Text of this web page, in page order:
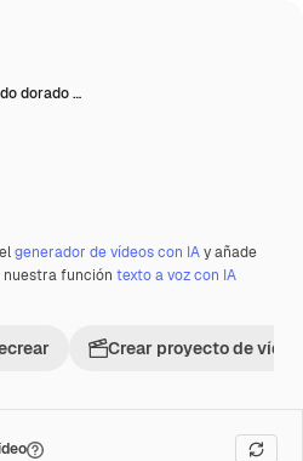
dorado …
generador de vídeos con IAy añade
función texto a voz con IA
Crear proyecto de vídeo